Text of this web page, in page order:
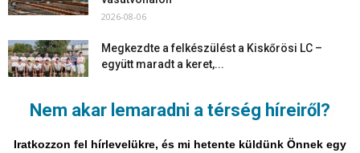
Nem akar lemaradni a térség híreiről?
Iratkozzon fel hírlevelükre, és mi hetente küldünk Önnek egy
2026-08-06
Megkezdte a felkészülést a Kiskőrösi LC –
együtt maradt a keret,...
szabadulni a kontinens a...